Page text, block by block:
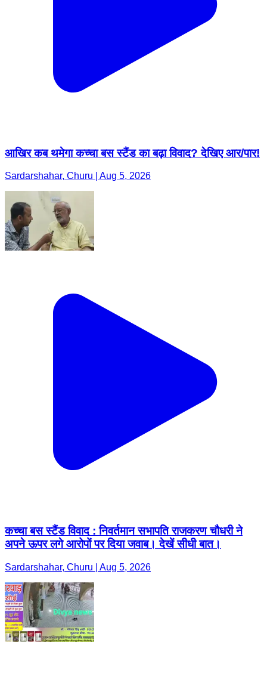
आखिर कब थमेगा कच्चा बस स्टैंड का बढ़ा विवाद? देखिए आर/पार!
Sardarshahar, Churu | Aug 5, 2026
कच्चा बस स्टैंड विवाद : निवर्तमान सभापति राजकरण चौधरी ने
अपने ऊपर लगे आरोपों पर दिया जवाब। देखें सीधी बात।
Sardarshahar, Churu | Aug 5, 2026